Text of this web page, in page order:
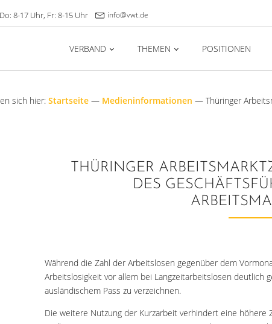
8-17 Uhr, Fr: 8-15 Uhr info@vwt.de
VERBAND THEMEN POSITIONEN
sich hier: Startseite — Medieninformationen — Thüringer
THÜRINGER
DES
Während die Zahl der Arbeitslosen gegenüber dem
Arbeitslosigkeit vor allem bei Langzeitarbeitslosen deutlich
ausländischem Pass zu verzeichnen.
Die weitere Nutzung der Kurzarbeit verhindert eine höhere